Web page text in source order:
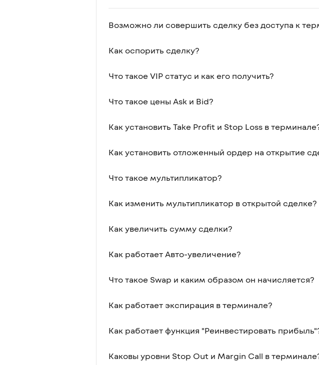
Возможно ли совершить сделку без доступа к
Как оспорить сделку?
Что такое VIP статус и как его получить?
Что такое цены Ask и Bid?
Как установить Take Profit и Stop Loss в
Как установить отложенный ордер на открытие
Что такое мультипликатор?
Как изменить мультипликатор в открытой сделке?
Как увеличить сумму сделки?
Как работает Авто-увеличение?
Что такое Swap и каким образом он начисляется?
Как работает экспирация в терминале?
Как работает функция "Реинвестировать
Каковы уровни Stop Out и Margin Call в